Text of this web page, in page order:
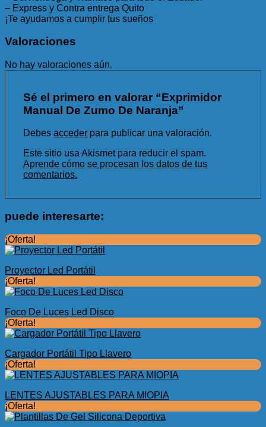
– Express y Contra entrega Quito
¡Te ayudamos a cumplir tus sueños
Valoraciones
No hay valoraciones aún.
Sé el primero en valorar “Exprimidor
Manual De Zumo De Naranja”
Debes acceder para publicar una valoración.
Este sitio usa Akismet para reducir el spam.
Aprende cómo se procesan los datos de tus
comentarios.
puede interesarte:
¡Oferta!
Proyector Led Portátil
¡Oferta!
Foco De Luces Led Disco
¡Oferta!
Cargador Portátil Tipo Llavero
¡Oferta!
LENTES AJUSTABLES PARA MIOPIA
¡Oferta!